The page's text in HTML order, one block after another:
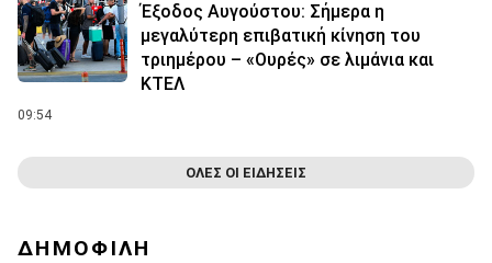
Έξοδος Αυγούστου: Σήμερα η
μεγαλύτερη επιβατική κίνηση του
τριημέρου – «Ουρές» σε λιμάνια και
ΚΤΕΛ
09:54
ΟΛΕΣ ΟΙ ΕΙΔΗΣΕΙΣ
ΔΗΜΟΦΙΛΗ